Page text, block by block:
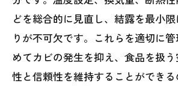
どを総合的に見直し、結露を最小
りが不可欠です。これらを適切に
めてカビの発生を抑え、食品を扱
性と信頼性を維持することができる